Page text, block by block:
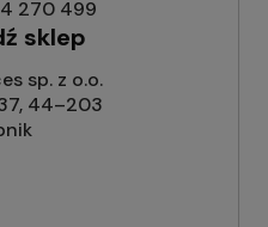
270 499
sklep
sp. z o.o.
44–203